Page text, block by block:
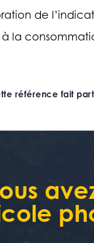
de
la
référence fait